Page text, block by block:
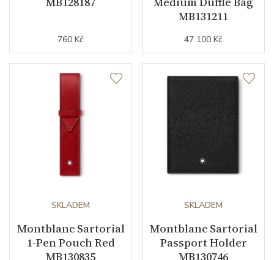
760 Kč
MB131211
47 100 Kč
SKLADEM
Montblanc Sartorial
1-Pen Pouch Red
MB130835
SKLADEM
Montblanc Sartorial
Passport Holder
MB130746